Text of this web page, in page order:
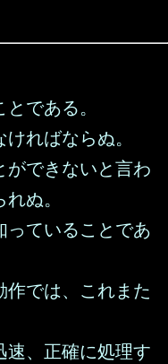
である。
ればならぬ。
ができないと言わ
ぬ。
っていることであ
作では、これまた
速、正確に処理す